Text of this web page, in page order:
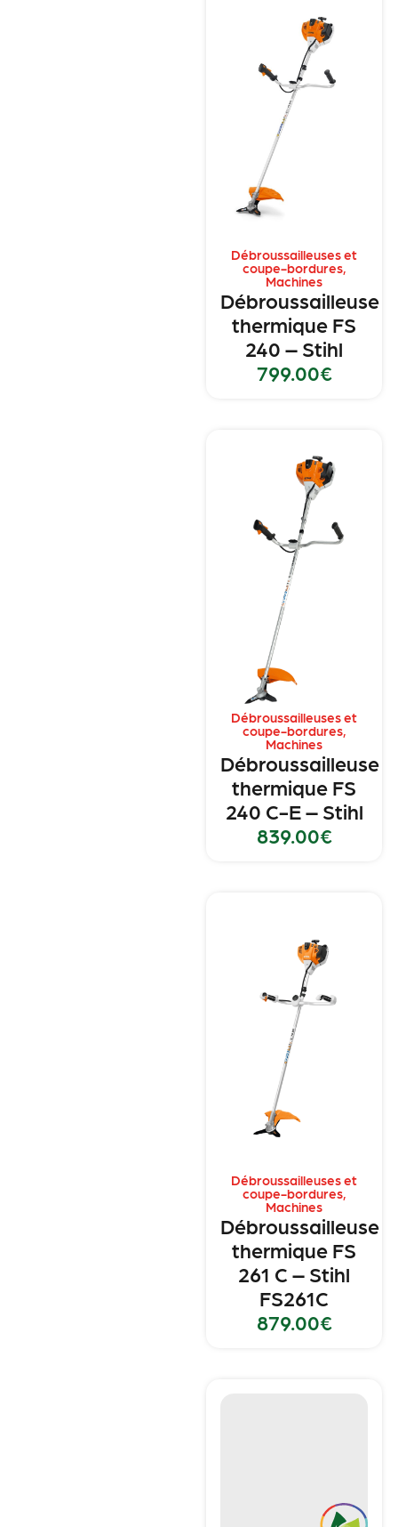
Débroussailleuses et
coupe-bordures,
Machines
Débroussailleuse
thermique FS
240 – Stihl
799.00€
Débroussailleuses et
coupe-bordures,
Machines
Débroussailleuse
thermique FS
240 C-E – Stihl
839.00€
Débroussailleuses et
coupe-bordures,
Machines
Débroussailleuse
thermique FS
261 C – Stihl
FS261C
879.00€